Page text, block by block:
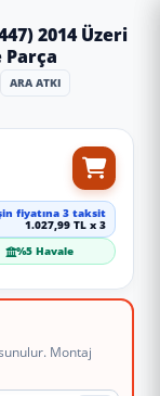
2014 Üzeri
Parça
ARA ATKI
fiyatına 3 taksit
1.027,99 TL x 3
%5 Havale
Montaj